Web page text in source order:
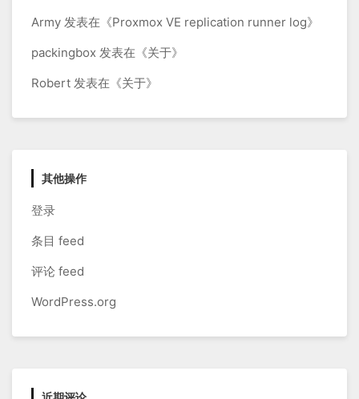
Army 发表在《Proxmox VE replication runner log》
packingbox 发表在《关于》
Robert 发表在《关于》
其他操作
登录
条目 feed
评论 feed
WordPress.org